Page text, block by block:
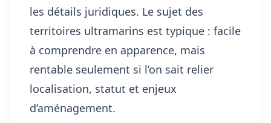
les détails juridiques. Le sujet des
territoires ultramarins est typique : facile
à comprendre en apparence, mais
rentable seulement si l’on sait relier
localisation, statut et enjeux
d’aménagement.